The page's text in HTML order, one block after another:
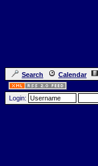
Search Calendar
Login: